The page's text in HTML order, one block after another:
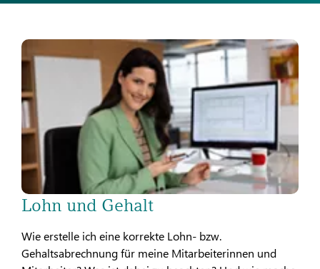
Lohn und Gehalt
Wie erstelle ich eine korrekte Lohn- bzw.
Gehaltsabrechnung für meine Mitarbeiterinnen und